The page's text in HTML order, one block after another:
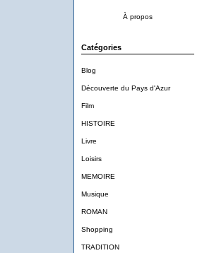
À propos
Catégories
Blog
Découverte du Pays d'Azur
Film
HISTOIRE
Livre
Loisirs
MEMOIRE
Musique
ROMAN
Shopping
TRADITION